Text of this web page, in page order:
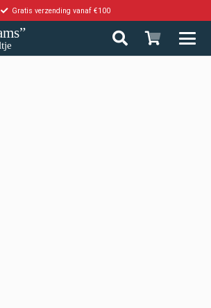
Gratis verzending vanaf €100